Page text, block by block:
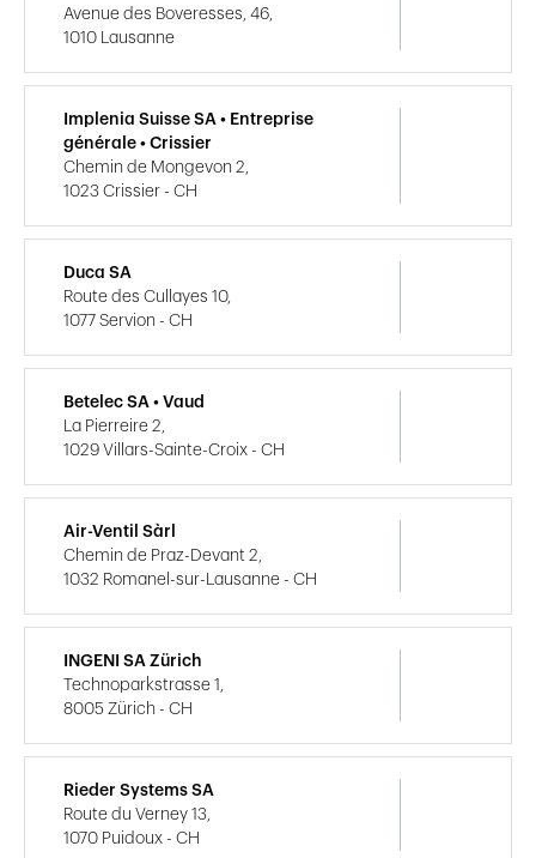
Avenue des Boveresses, 46,
1010 Lausanne
Implenia Suisse SA • Entreprise
générale • Crissier
Chemin de Mongevon 2,
1023 Crissier - CH
Duca SA
Route des Cullayes 10,
1077 Servion - CH
Betelec SA • Vaud
La Pierreire 2,
1029 Villars-Sainte-Croix - CH
Air-Ventil Sàrl
Chemin de Praz-Devant 2,
1032 Romanel-sur-Lausanne - CH
INGENI SA Zürich
Technoparkstrasse 1,
8005 Zürich - CH
Rieder Systems SA
Route du Verney 13,
1070 Puidoux - CH